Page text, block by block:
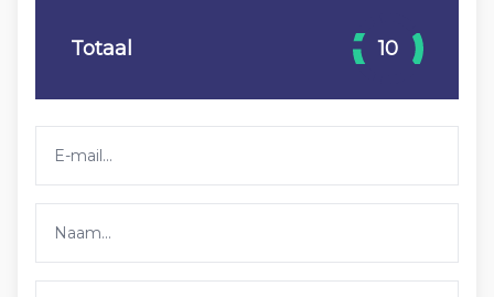
Totaal 10